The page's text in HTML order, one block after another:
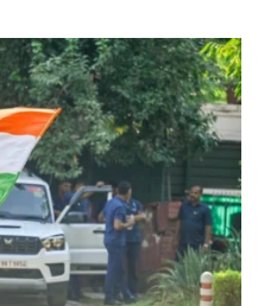
सभी
8
सांसद,
डीलिमिटेशन
बिल
के
बीच
बढ़ी
सियासी
अटकलें
पहले
जयंत
चौधरी
को
बड़ा
झटका,
प्रदेश
अध्यक्ष
डॉ.
रामाशीष
राय